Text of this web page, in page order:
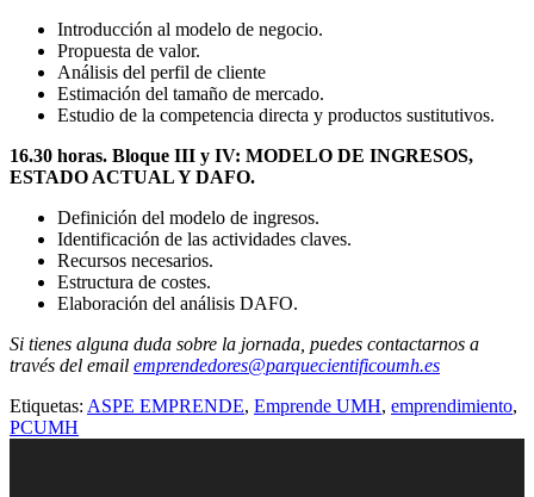
Introducción al modelo de negocio.
Propuesta de valor.
Análisis del perfil de cliente
Estimación del tamaño de mercado.
Estudio de la competencia directa y productos sustitutivos.
16.30 horas. Bloque III y IV: MODELO DE INGRESOS,
ESTADO ACTUAL Y DAFO.
Definición del modelo de ingresos.
Identificación de las actividades claves.
Recursos necesarios.
Estructura de costes.
Elaboración del análisis DAFO.
Si tienes alguna duda sobre la jornada, puedes contactarnos a
través del email emprendedores@parquecientificoumh.es
Etiquetas: ASPE EMPRENDE, Emprende UMH, emprendimiento,
PCUMH